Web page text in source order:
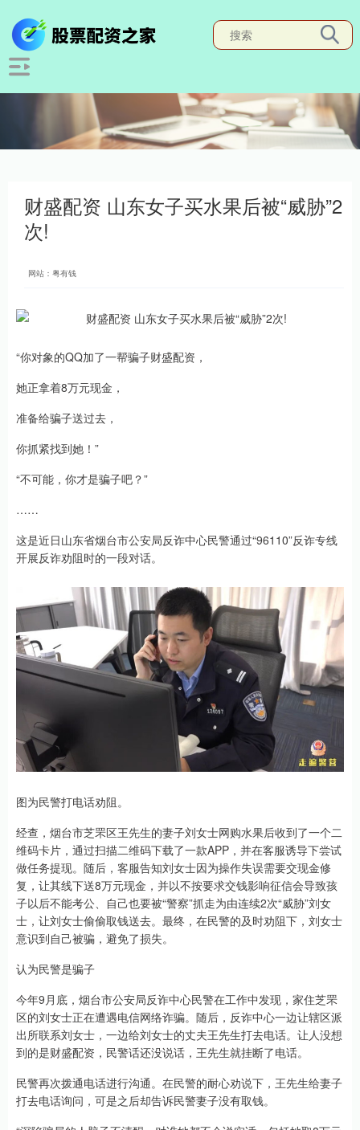
财盛配资 山东女子买水果后被“威胁”2
次!
网站：粤有钱
“你对象的QQ加了一帮骗子财盛配资，
她正拿着8万元现金，
准备给骗子送过去，
你抓紧找到她！”
“不可能，你才是骗子吧？”
……
这是近日山东省烟台市公安局反诈中心民警通过“96110”反诈专线
开展反诈劝阻时的一段对话。
图为民警打电话劝阻。
经查，烟台市芝罘区王先生的妻子刘女士网购水果后收到了一个二
维码卡片，通过扫描二维码下载了一款APP，并在客服诱导下尝试
做任务提现。随后，客服告知刘女士因为操作失误需要交现金修
复，让其线下送8万元现金，并以不按要求交钱影响征信会导致孩
子以后不能考公、自己也要被“警察”抓走为由连续2次“威胁”刘女
士，让刘女士偷偷取钱送去。最终，在民警的及时劝阻下，刘女士
意识到自己被骗，避免了损失。
认为民警是骗子
今年9月底，烟台市公安局反诈中心民警在工作中发现，家住芝罘
区的刘女士正在遭遇电信网络诈骗。随后，反诈中心一边让辖区派
出所联系刘女士，一边给刘女士的丈夫王先生打去电话。让人没想
到的是财盛配资，民警话还没说话，王先生就挂断了电话。
民警再次拨通电话进行沟通。在民警的耐心劝说下，王先生给妻子
打去电话询问，可是之后却告诉民警妻子没有取钱。